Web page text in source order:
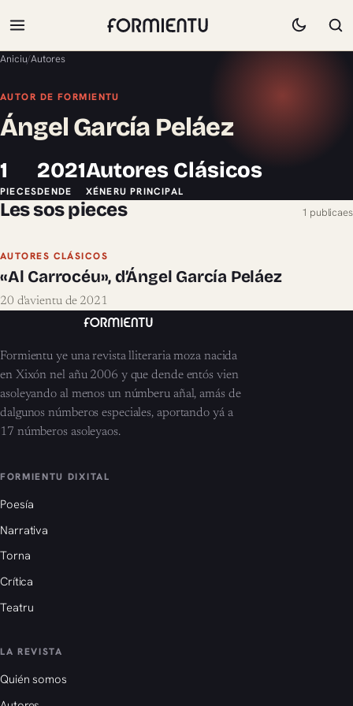
Aniciu/Autores
AUTOR DE FORMIENTU
Ángel García Peláez
1
PIECES
2021
DENDE
Autores Clásicos
XÉNERU PRINCIPAL
Les sos pieces 1 publicaes
AUTORES CLÁSICOS
«Al Carrocéu», d’Ángel García Peláez
20 d'avientu de 2021
Formientu ye una revista lliteraria moza nacida
en Xixón nel añu 2006 y que dende entós vien
asoleyando al menos un númberu añal, amás de
dalgunos númberos especiales, aportando yá a
17 númberos asoleyaos.
FORMIENTU DIXITAL
Poesía
Narrativa
Torna
Crítica
Teatru
LA REVISTA
Quién somos